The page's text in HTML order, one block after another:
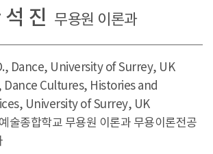
석 진 무용원 이론과
Dance, University of Surrey, UK
Dance Cultures, Histories and
University of Surrey, UK
술종합학교 무용원 이론과 무용이론전공